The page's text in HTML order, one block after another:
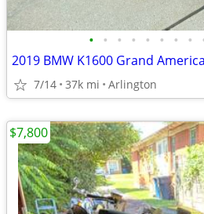
• • • • • • • •
2019 BMW K1600 Grand America
7/14 37k mi Arlington
$7,800